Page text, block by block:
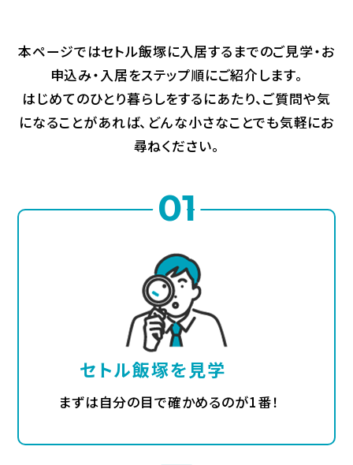
新着情報
NEWS
お問合せ/見学希望
アクセス/周辺環境
施設概要・管理人さん挨拶
よくあるご質問
プライバシーポリシー
本ページではセトル飯塚に入居するまでのご見学・お
申込み・入居をステップ順にご紹介します。
はじめてのひとり暮らしをするにあたり、ご質問や気
になることがあれば、どんな小さなことでも気軽にお
尋ねください。
01
セトル飯塚を見学
まずは自分の目で確かめるのが1番！